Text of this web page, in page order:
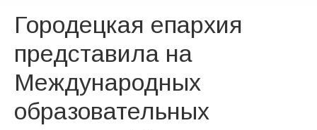
Городецкая епархия
представила на
Международных
образовательных